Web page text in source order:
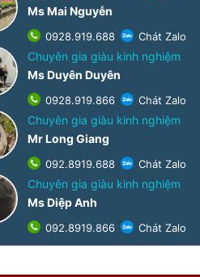
Ms Mai Nguyễn
0928.919.688 Chát Zalo
Chuyên gia giàu kinh nghiệm
Ms Duyên Duyên
0928.919.866 Chát Zalo
Chuyên gia giàu kinh nghiệm
Mr Long Giang
092.8919.688 Chát Zalo
Chuyên gia giàu kinh nghiệm
Ms Diệp Anh
092.8919.866 Chát Zalo